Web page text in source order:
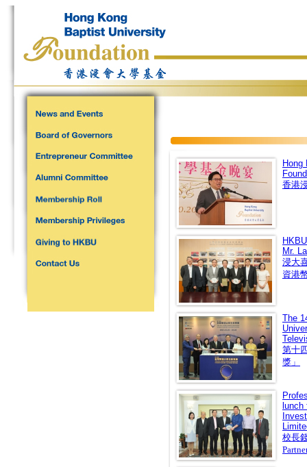
Hong
香港
Mr.
浸大
資港
The
第十
獎」
校長